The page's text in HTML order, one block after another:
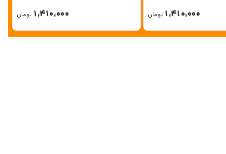
1,410,000 تومان 1,410,000 تومان